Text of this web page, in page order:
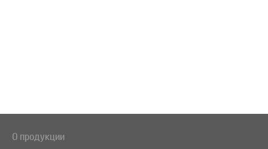
О продукции